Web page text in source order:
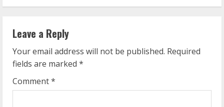
n
u
e
R
e
Leave a Reply
Your email address will not be published. Required
fields are marked *
Comment*